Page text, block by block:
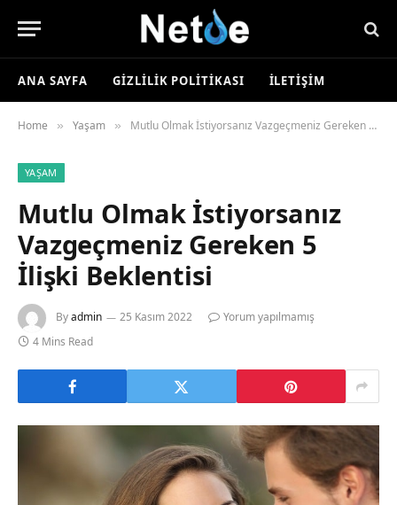
ANA SAYFA GIZLILIK POLITIKASI İLETIŞIM
Home » Yaşam » Mutlu Olmak İstiyorsanız Vazgeçmeniz Gereken 5 İlişki Beklentisi
YAŞAM
Mutlu Olmak İstiyorsanız
Vazgeçmeniz Gereken 5
İlişki Beklentisi
Byadmin 25 Kasım 2022
Yorum yapılmamış
4 Mins Read